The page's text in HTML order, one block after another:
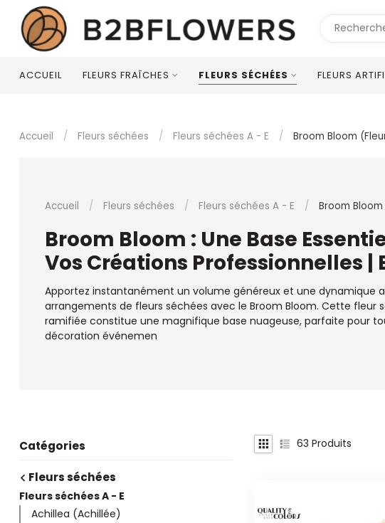
ACCUEIL FLEURS FRAÎCHES FLEURS SÉCHÉES FLEURS
Accueil / Fleurs séchées / Fleurs séchées A - E / Broom Bloom
Accueil / Fleurs séchées / Fleurs séchées A - E / Broom
Broom Bloom : Une Base
Vos Créations Professionnelles |
Apportez instantanément un volume généreux et une dynamique
arrangements de fleurs séchées avec le Broom Bloom. Cette fleur
ramifiée constitue une magnifique base nuageuse, parfaite pour
décoration événemen
Catégories
Fleurs séchées
Fleurs séchées A - E
Achillea (Achillée)
63 Produits